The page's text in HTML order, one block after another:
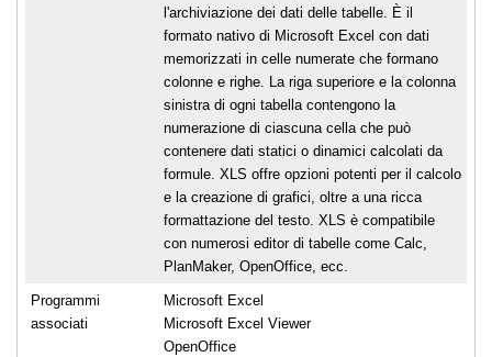
l'archiviazione dei dati delle tabelle. È il
formato nativo di Microsoft Excel con dati
memorizzati in celle numerate che formano
colonne e righe. La riga superiore e la colonna
sinistra di ogni tabella contengono la
numerazione di ciascuna cella che può
contenere dati statici o dinamici calcolati da
formule. XLS offre opzioni potenti per il calcolo
e la creazione di grafici, oltre a una ricca
formattazione del testo. XLS è compatibile
con numerosi editor di tabelle come Calc,
PlanMaker, OpenOffice, ecc.
Programmi
associati
Microsoft Excel
Microsoft Excel Viewer
OpenOffice